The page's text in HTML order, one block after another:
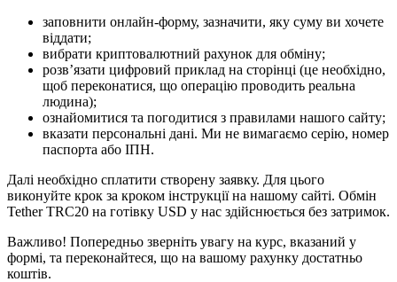
заповнити онлайн-форму, зазначити, яку суму ви хочете
віддати;
вибрати криптовалютний рахунок для обміну;
розв’язати цифровий приклад на сторінці (це необхідно,
щоб переконатися, що операцію проводить реальна
людина);
ознайомитися та погодитися з правилами нашого сайту;
вказати персональні дані. Ми не вимагаємо серію, номер
паспорта або ІПН.
Далі необхідно сплатити створену заявку. Для цього
виконуйте крок за кроком інструкції на нашому сайті. Обмін
Tether TRC20 на готівку USD у нас здійснюється без затримок.
Важливо! Попередньо зверніть увагу на курс, вказаний у
формі, та переконайтеся, що на вашому рахунку достатньо
коштів.